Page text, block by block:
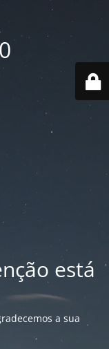
está
a sua